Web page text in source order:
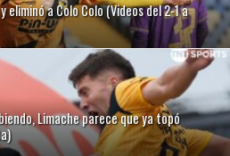
a Colo Colo (Videos del 2-1 a
Limache parece que ya topó